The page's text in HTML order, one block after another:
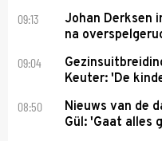
09:13
Johan Derksen
na
09:04
Keuter: 'De
08:50
Nieuws van de
Gül: 'Gaat alles